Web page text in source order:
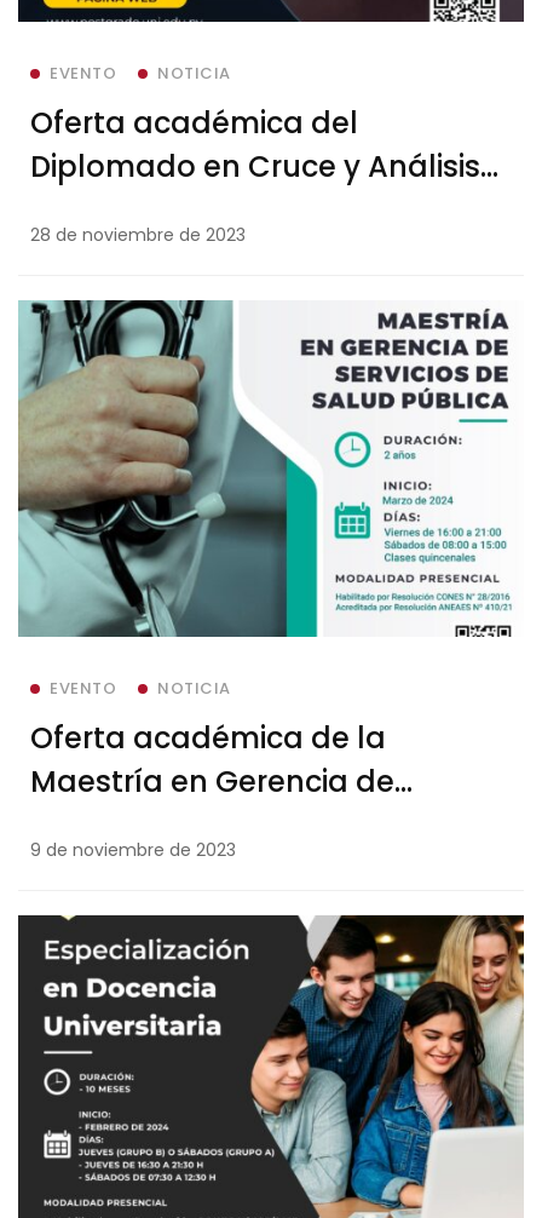
EVENTO NOTICIA
Oferta académica del
Diplomado en Cruce y Análisis
Celular
28 de noviembre de 2023
EVENTO NOTICIA
Oferta académica de la
Maestría en Gerencia de
9 de noviembre de 2023